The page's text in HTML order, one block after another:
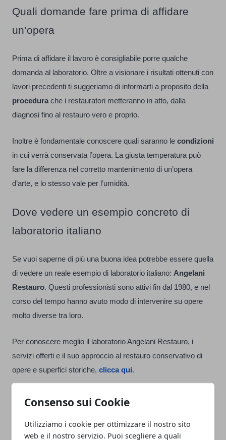
Consenso sui Cookie
Utilizziamo i cookie per ottimizzare il nostro sito
web e il nostro servizio. Puoi scegliere a quali
Quali domande fare prima di affidare
un’opera
Prima di affidare il lavoro è consigliabile porre qualche
domanda al laboratorio. Oltre a visionare i risultati ottenuti con
lavori precedenti ti suggeriamo di informarti a proposito della
procedurache i restauratori metteranno in atto, dalla
diagnosi fino al restauro vero e proprio.
Inoltre è fondamentale conoscere quali saranno le condizioni
in cui verrà conservata l’opera. La giusta temperatura può
fare la differenza nel corretto mantenimento di un’opera
d’arte, e lo stesso vale per l’umidità.
Dove vedere un esempio concreto di
laboratorio italiano
Se vuoi saperne di più una buona idea potrebbe essere quella
di vedere un reale esempio di laboratorio italiano: Angelani
Restauro. Questi professionisti sono attivi fin dal 1980, e nel
corso del tempo hanno avuto modo di intervenire su opere
molto diverse tra loro.
Per conoscere meglio il laboratorio Angelani Restauro, i
servizi offerti e il suo approccio al restauro conservativo di
opere e superfici storiche, clicca qui.